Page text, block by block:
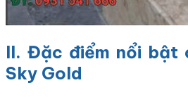
II. Đặc điểm nổi bật
Sky Gold